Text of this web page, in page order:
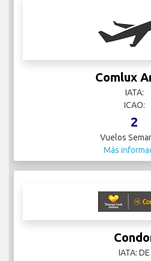
Comlux
IATA:
ICAO:
2
Vuelos
Más
IATA: DE